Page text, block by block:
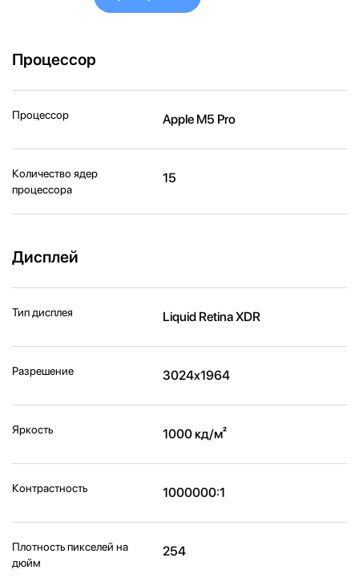
Процессор
Процессор Apple M5 Pro
Количество ядер
процессора
15
Дисплей
Тип дисплея Liquid Retina XDR
Разрешение 3024x1964
Яркость 1000 кд/м²
Контрастность 1000000:1
Плотность пикселей на
дюйм
254